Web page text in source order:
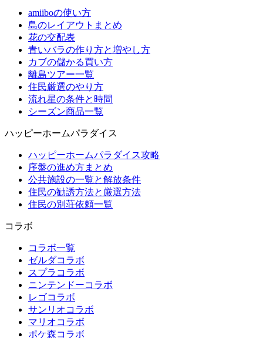
amiiboの使い方
島のレイアウトまとめ
花の交配表
青いバラの作り方と増やし方
カブの儲かる買い方
離島ツアー一覧
住民厳選のやり方
流れ星の条件と時間
シーズン商品一覧
ハッピーホームパラダイス
ハッピーホームパラダイス攻略
序盤の進め方まとめ
公共施設の一覧と解放条件
住民の勧誘方法と厳選方法
住民の別荘依頼一覧
コラボ
コラボ一覧
ゼルダコラボ
スプラコラボ
ニンテンドーコラボ
レゴコラボ
サンリオコラボ
マリオコラボ
ポケ森コラボ